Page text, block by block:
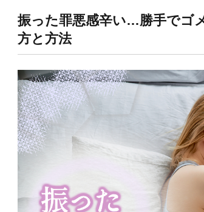
振った罪悪感辛い…勝手でゴ
方と方法